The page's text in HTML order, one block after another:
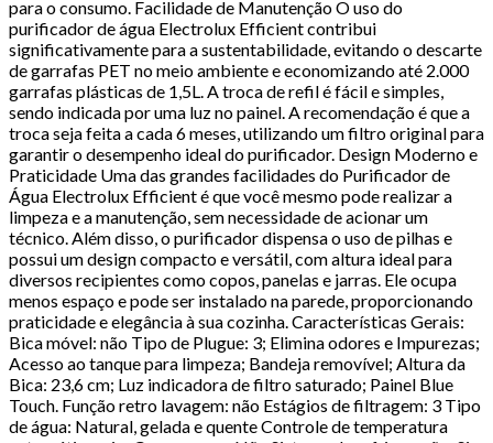
para o consumo. Facilidade de Manutenção O uso do
purificador de água Electrolux Efficient contribui
significativamente para a sustentabilidade, evitando o descarte
de garrafas PET no meio ambiente e economizando até 2.000
garrafas plásticas de 1,5L. A troca de refil é fácil e simples,
sendo indicada por uma luz no painel. A recomendação é que a
troca seja feita a cada 6 meses, utilizando um filtro original para
garantir o desempenho ideal do purificador. Design Moderno e
Praticidade Uma das grandes facilidades do Purificador de
Água Electrolux Efficient é que você mesmo pode realizar a
limpeza e a manutenção, sem necessidade de acionar um
técnico. Além disso, o purificador dispensa o uso de pilhas e
possui um design compacto e versátil, com altura ideal para
diversos recipientes como copos, panelas e jarras. Ele ocupa
menos espaço e pode ser instalado na parede, proporcionando
praticidade e elegância à sua cozinha. Características Gerais:
Bica móvel: não Tipo de Plugue: 3; Elimina odores e Impurezas;
Acesso ao tanque para limpeza; Bandeja removível; Altura da
Bica: 23,6 cm; Luz indicadora de filtro saturado; Painel Blue
Touch. Função retro lavagem: não Estágios de filtragem: 3 Tipo
de água: Natural, gelada e quente Controle de temperatura